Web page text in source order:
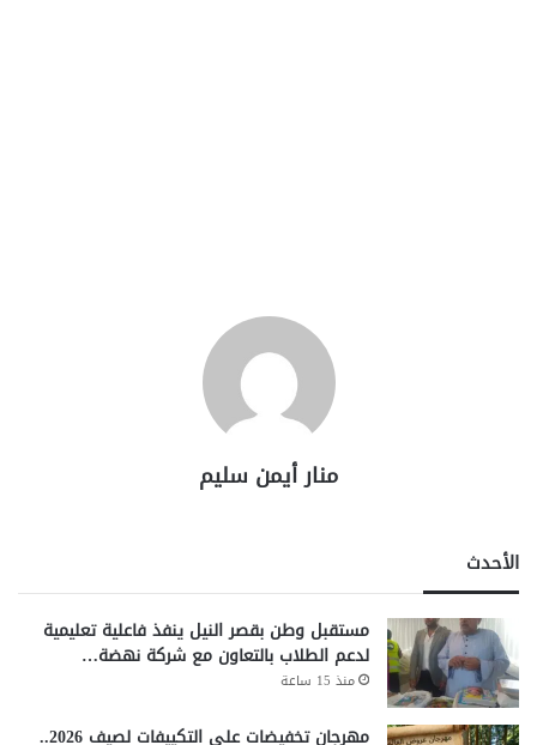
منار أيمن سليم
الأحدث
مستقبل وطن بقصر النيل ينفذ فاعلية تعليمية
لدعم الطلاب بالتعاون مع شركة نهضة…
منذ 15 ساعة
مهرجان تخفيضات على التكييفات لصيف 2026..